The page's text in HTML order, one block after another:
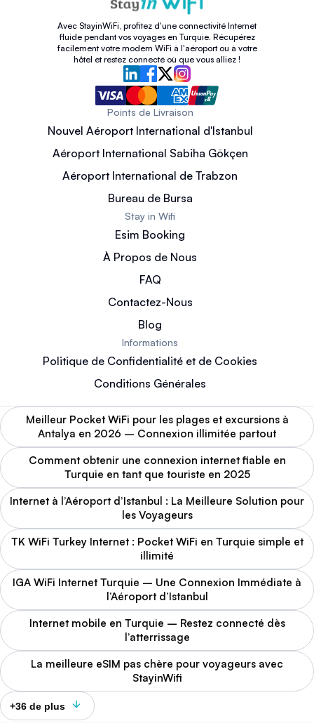
Avec StayinWiFi, profitez d'une connectivité Internet
fluide pendant vos voyages en Turquie. Récupérez
facilement votre modem WiFi à l'aéroport ou à votre
hôtel et restez connecté où que vous alliez !
Points de Livraison
Nouvel Aéroport International d'Istanbul
Aéroport International Sabiha Gökçen
Aéroport International de Trabzon
Bureau de Bursa
Stay in Wifi
Esim Booking
À Propos de Nous
FAQ
Contactez-Nous
Blog
Informations
Politique de Confidentialité et de Cookies
Conditions Générales
Meilleur Pocket WiFi pour les plages et excursions à
Antalya en 2026 – Connexion illimitée partout
Comment obtenir une connexion internet fiable en
Turquie en tant que touriste en 2025
Internet à l’Aéroport d’Istanbul : La Meilleure Solution pour
les Voyageurs
TK WiFi Turkey Internet : Pocket WiFi en Turquie simple et
illimité
IGA WiFi Internet Turquie – Une Connexion Immédiate à
l’Aéroport d’Istanbul
Internet mobile en Turquie – Restez connecté dès
l’atterrissage
La meilleure eSIM pas chère pour voyageurs avec
StayinWifi
+36 de plus